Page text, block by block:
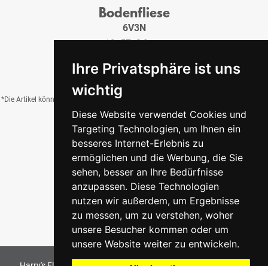
Ihre Privatsphäre ist uns
wichtig
Diese Website verwendet Cookies und
Targeting Technologien, um Ihnen ein
besseres Internet-Erlebnis zu
ermöglichen und die Werbung, die Sie
sehen, besser an Ihre Bedürfnisse
anzupassen. Diese Technologien
nutzen wir außerdem, um Ergebnisse
zu messen, um zu verstehen, woher
unsere Besucher kommen oder um
unsere Website weiter zu entwickeln.
Bodenfliese
6V3N
19x57x0,9 cm
*Die Artikel können durch Belichtung, Charge, Brand, Formate und weitere Einflüsse
von der Abbildung abweichen.